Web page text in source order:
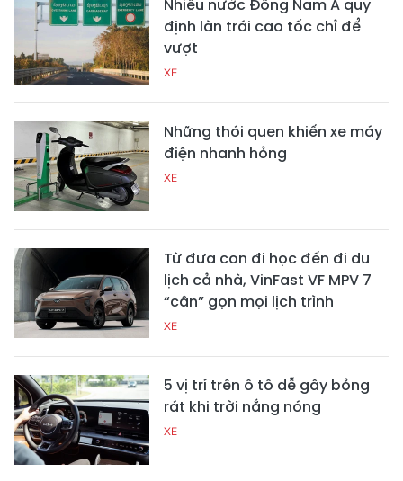
Nhiều nước Đông Nam Á quy
định làn trái cao tốc chỉ để
vượt
XE
Những thói quen khiến xe máy
điện nhanh hỏng
XE
Từ đưa con đi học đến đi du
lịch cả nhà, VinFast VF MPV 7
“cân” gọn mọi lịch trình
XE
5 vị trí trên ô tô dễ gây bỏng
rát khi trời nắng nóng
XE